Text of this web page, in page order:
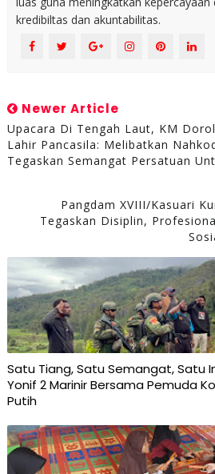
kredibiltas dan akuntabilitas.
Newer Article
Upacara Di Tengah Laut, KM
Lahir Pancasila: Melibatkan
Tegaskan Semangat Persatuan
Pangdam XVIII/Kasuari
Tegaskan Disiplin,
Satu Tiang, Satu Semangat, Satu
Yonif 2 Marinir Bersama Pemuda
Putih